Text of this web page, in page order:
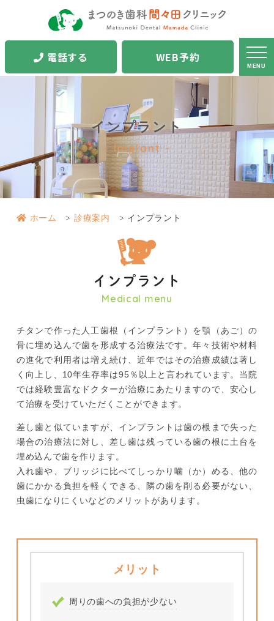
MENU
電話する WEB予約
インプラント
Implant
ホーム 診療案内 インプラント
インプラント
Medical menu
チタンで作った人工歯根（インプラント）を顎（あご）の
骨に埋め込んで歯を形成する治療法です。年々技術や材料
の進化で利用者は増え続け、近年ではその治療成績は著し
く向上し、10年生存率は95％以上と言われています。当院
では経験豊富なドクターが治療にあたりますので、安心し
て治療を受けていただくことができます。
差し歯と似ていますが、インプラントは歯の根まで失った
場合の治療法に対し、差し歯は残っている歯の根に土台を
埋め込んで歯を作ります。
入れ歯や、ブリッジに比べてしっかり噛（か）める、他の
歯にかかる負担を軽くできる、隣の歯を削る必要がない、
虫歯になりにくいなどのメリットがあります。
メリット
周りの歯への負担が少ない